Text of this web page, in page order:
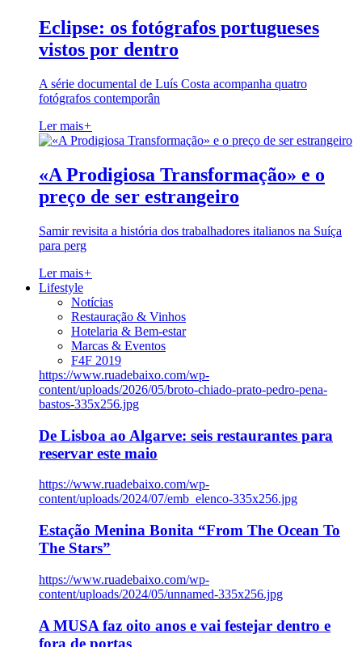
Eclipse: os fotógrafos portugueses
vistos por dentro
A série documental de Luís Costa acompanha quatro
fotógrafos contemporân
Ler mais+
«A Prodigiosa Transformação» e o
preço de ser estrangeiro
Samir revisita a história dos trabalhadores italianos na Suíça
para perg
Ler mais+
Lifestyle
Notícias
Restauração & Vinhos
Hotelaria & Bem-estar
Marcas & Eventos
F4F 2019
https://www.ruadebaixo.com/wp-
content/uploads/2026/05/broto-chiado-prato-pedro-pena-
bastos-335x256.jpg
De Lisboa ao Algarve: seis restaurantes para
reservar este maio
https://www.ruadebaixo.com/wp-
content/uploads/2024/07/emb_elenco-335x256.jpg
Estação Menina Bonita “From The Ocean To
The Stars”
https://www.ruadebaixo.com/wp-
content/uploads/2024/05/unnamed-335x256.jpg
A MUSA faz oito anos e vai festejar dentro e
fora de portas